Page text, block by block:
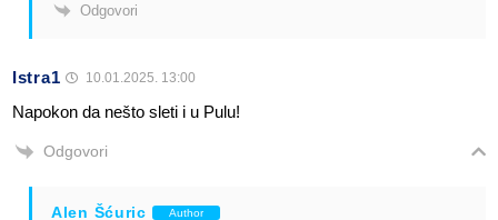
Odgovori
Istra1 10.01.2025. 13:00
Napokon da nešto sleti i u Pulu!
Odgovori
Alen Šćuric Author